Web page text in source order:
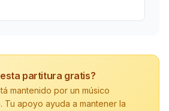
partitura gratis?
mantenido por un músico
Tu apoyo ayuda a mantener la